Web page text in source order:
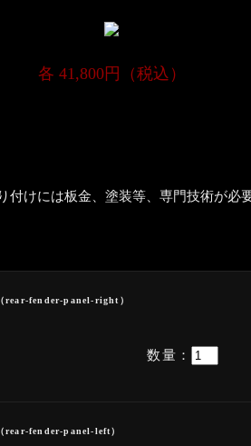
各 41,800円（税込）
付けには板金、塗装等、専門技術が必
（rear-fender-panel-right）
数量：
（rear-fender-panel-left）